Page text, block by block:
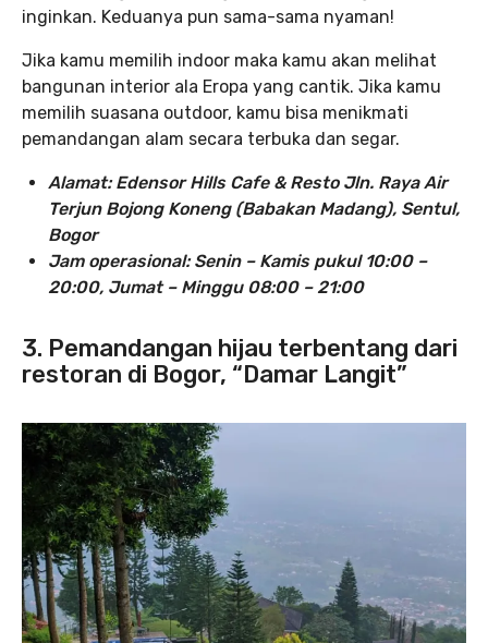
inginkan. Keduanya pun sama-sama nyaman!
Jika kamu memilih indoor maka kamu akan melihat
bangunan interior ala Eropa yang cantik. Jika kamu
memilih suasana outdoor, kamu bisa menikmati
pemandangan alam secara terbuka dan segar.
Alamat: Edensor Hills Cafe & Resto Jln. Raya Air
Terjun Bojong Koneng (Babakan Madang), Sentul,
Bogor
Jam operasional: Senin – Kamis pukul 10:00 –
20:00, Jumat – Minggu 08:00 – 21:00
3. Pemandangan hijau terbentang dari
restoran di Bogor, “Damar Langit”